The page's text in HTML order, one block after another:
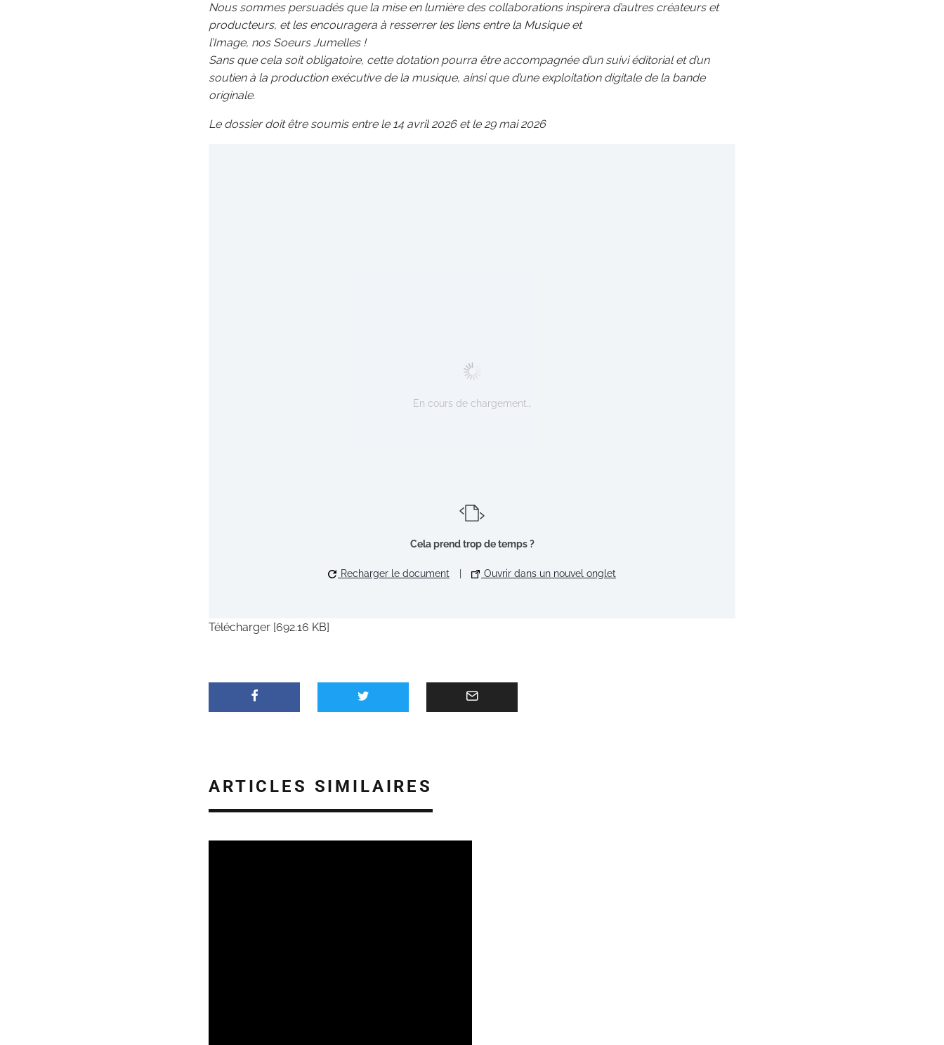
Nous sommes persuadés que la mise en lumière des collaborations inspirera d’autres créateurs et
producteurs, et les encouragera à resserrer les liens entre la Musique et
l’Image, nos Soeurs Jumelles !
Sans que cela soit obligatoire, cette dotation pourra être accompagnée d’un suivi éditorial et d’un
soutien à la production exécutive de la musique, ainsi que d’une exploitation digitale de la bande
originale.
Le dossier doit être soumis entre le 14 avril 2026 et le 29 mai 2026
En cours de chargement…
Cela prend trop de temps ?
Recharger le document Ouvrir dans un nouvel onglet
Télécharger [692.16 KB]
ARTICLES SIMILAIRES